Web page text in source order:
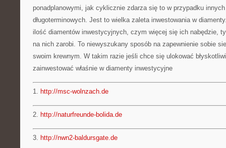
ponadplanowymi, jak cyklicznie zdarza się to w przypadku
długoterminowych. Jest to wielka zaleta inwestowania w
ilość diamentów inwestycyjnych, czym więcej się ich nabędzie,
na nich zarobi. To niewyszukany sposób na zapewnienie sobie
swoim krewnym. W takim razie jeśli chce się ulokować
zainwestować właśnie w diamenty inwestycyjne
1. http://msc-wolnzach.de
2. http://naturfreunde-bolida.de
3. http://nwn2-baldursgate.de